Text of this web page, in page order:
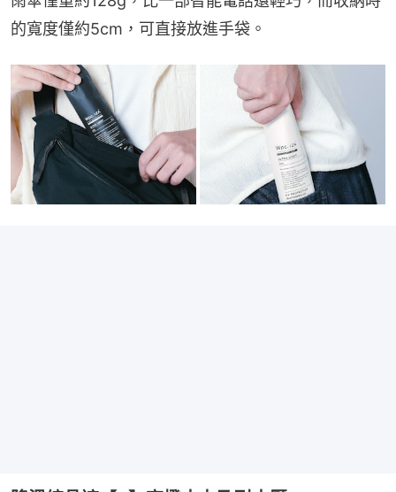
的寬度僅約5cm，可直接放進手袋。